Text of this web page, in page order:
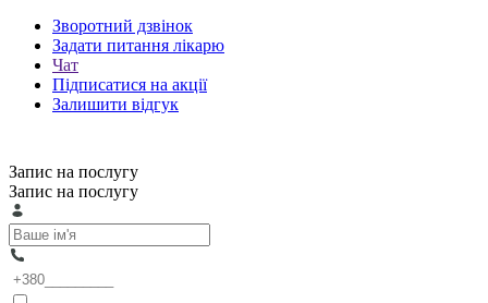
Зворотний дзвінок
Задати питання лікарю
Чат
Підписатися на акції
Залишити відгук
Запис на послугу
Запис на послугу